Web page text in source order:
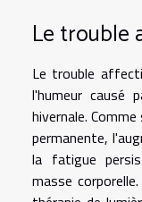
Le trouble
Le trouble
l'humeur causé
hivernale.
permanente,
la fatigue
masse